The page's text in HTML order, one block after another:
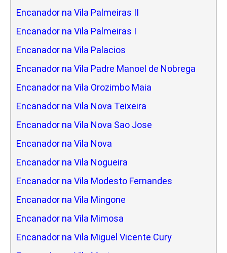
Encanador na Vila Palmeiras II
Encanador na Vila Palmeiras I
Encanador na Vila Palacios
Encanador na Vila Padre Manoel de Nobrega
Encanador na Vila Orozimbo Maia
Encanador na Vila Nova Teixeira
Encanador na Vila Nova Sao Jose
Encanador na Vila Nova
Encanador na Vila Nogueira
Encanador na Vila Modesto Fernandes
Encanador na Vila Mingone
Encanador na Vila Mimosa
Encanador na Vila Miguel Vicente Cury